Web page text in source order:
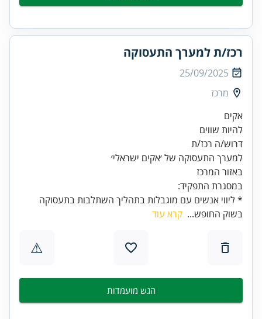
רכז/ת למערך התעסוקה
25/09/2025
מרכז
להיות שווים
באזור המרכז
במסגרת התפקיד:
* ליווי אנשים עם מוגבלות בתהליך השתלבות בתעסוקה
בשוק החופש... קרא עוד
⚠
הגש מועמדות